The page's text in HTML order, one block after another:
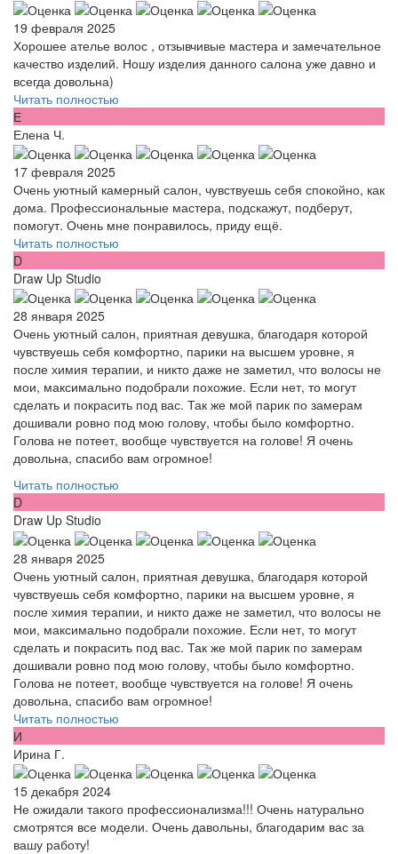
19 февраля 2025
Хорошее ателье волос , отзывчивые мастера и замечательное
качество изделий. Ношу изделия данного салона уже давно и
всегда довольна)
Читать полностью
Е
Елена Ч.
17 февраля 2025
Очень уютный камерный салон, чувствуешь себя спокойно, как
дома. Профессиональные мастера, подскажут, подберут,
помогут. Очень мне понравилось, приду ещё.
Читать полностью
D
Draw Up Studio
28 января 2025
Очень уютный салон, приятная девушка, благодаря которой
чувствуешь себя комфортно, парики на высшем уровне, я
после химия терапии, и никто даже не заметил, что волосы не
мои, максимально подобрали похожие. Если нет, то могут
сделать и покрасить под вас. Так же мой парик по замерам
дошивали ровно под мою голову, чтобы было комфортно.
Голова не потеет, вообще чувствуется на голове! Я очень
довольна, спасибо вам огромное!
Читать полностью
D
Draw Up Studio
28 января 2025
Очень уютный салон, приятная девушка, благодаря которой
чувствуешь себя комфортно, парики на высшем уровне, я
после химия терапии, и никто даже не заметил, что волосы не
мои, максимально подобрали похожие. Если нет, то могут
сделать и покрасить под вас. Так же мой парик по замерам
дошивали ровно под мою голову, чтобы было комфортно.
Голова не потеет, вообще чувствуется на голове! Я очень
довольна, спасибо вам огромное!
Читать полностью
И
Ирина Г.
15 декабря 2024
Не ожидали такого профессионализма!!! Очень натурально
смотрятся все модели. Очень давольны, благодарим вас за
вашу работу!